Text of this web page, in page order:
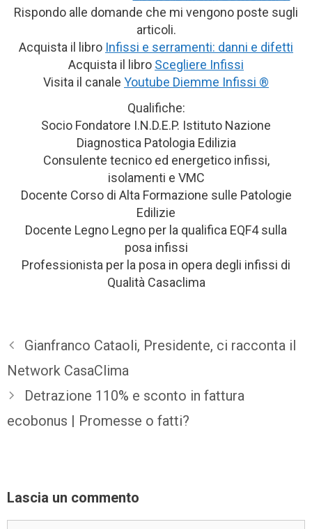
Rispondo alle domande che mi vengono poste sugli
articoli.
Acquista il libro Infissi e serramenti: danni e difetti
Acquista il libro Scegliere Infissi
Visita il canale Youtube Diemme Infissi ®
Qualifiche:
Socio Fondatore I.N.D.E.P. Istituto Nazione
Diagnostica Patologia Edilizia
Consulente tecnico ed energetico infissi,
isolamenti e VMC
Docente Corso di Alta Formazione sulle Patologie
Edilizie
Docente Legno Legno per la qualifica EQF4 sulla
posa infissi
Professionista per la posa in opera degli infissi di
Qualità Casaclima
Gianfranco Cataoli, Presidente, ci racconta il
Network CasaClima
Detrazione 110% e sconto in fattura
ecobonus | Promesse o fatti?
Lascia un commento